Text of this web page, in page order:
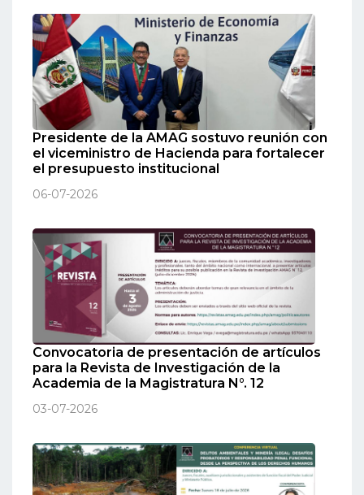
Presidente de la AMAG sostuvo reunión con
el viceministro de Hacienda para fortalecer
el presupuesto institucional
06-07-2026
Convocatoria de presentación de artículos
para la Revista de Investigación de la
Academia de la Magistratura N°. 12
03-07-2026